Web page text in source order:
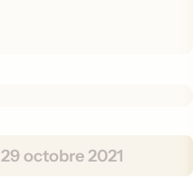
29 octobre 2021